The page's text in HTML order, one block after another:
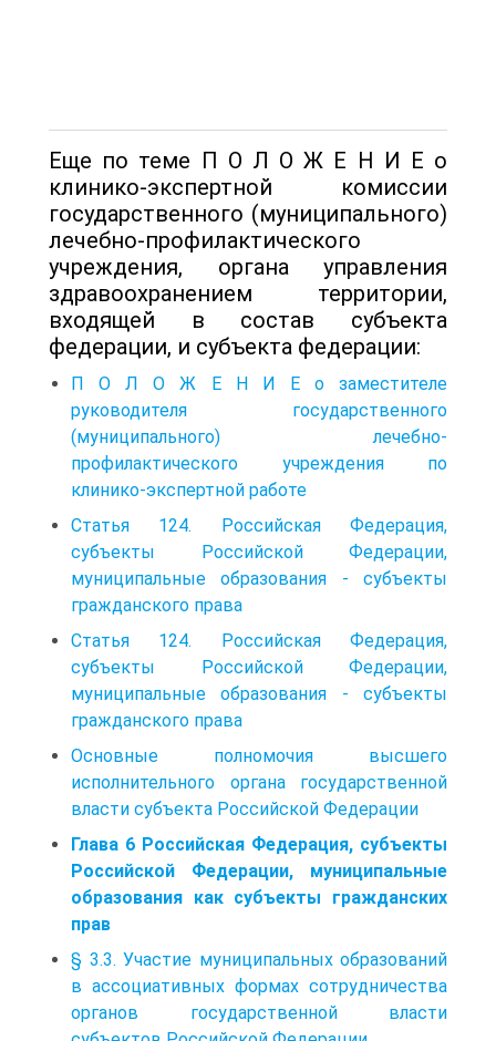
Еще по теме П О Л О Ж Е Н И Е о
клинико-экспертной комиссии
государственного (муниципального)
лечебно-профилактического
учреждения, органа управления
здравоохранением территории,
входящей в состав субъекта
федерации, и субъекта федерации:
П О Л О Ж Е Н И Е о заместителе
руководителя государственного
(муниципального) лечебно-
профилактического учреждения по
клинико-экспертной работе
Статья 124. Российская Федерация,
субъекты Российской Федерации,
муниципальные образования - субъекты
гражданского права
Статья 124. Российская Федерация,
субъекты Российской Федерации,
муниципальные образования - субъекты
гражданского права
Основные полномочия высшего
исполнительного органа государственной
власти субъекта Российской Федерации
Глава 6 Российская Федерация, субъекты
Российской Федерации, муниципальные
образования как субъекты гражданских
прав
§ 3.3. Участие муниципальных образований
в ассоциативных формах сотрудничества
органов государственной власти